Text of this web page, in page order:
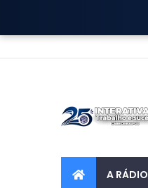
A RÁDIO